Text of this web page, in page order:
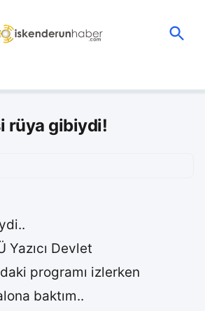
rüya gibiydi!
Yazıcı Devlet
programı izlerken
baktım..